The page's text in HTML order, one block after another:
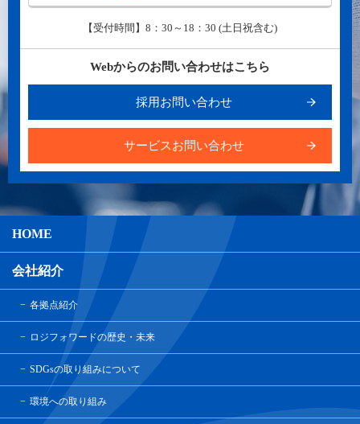
【受付時間】8：30～18：30 (土日祝含む)
Webからのお問い合わせはこちら
採用お問い合わせ
サービスお問い合わせ
HOME
会社紹介
各拠点紹介
ロジフォワードの歴史・未来
SDGsの取り組みについて
環境への取り組み